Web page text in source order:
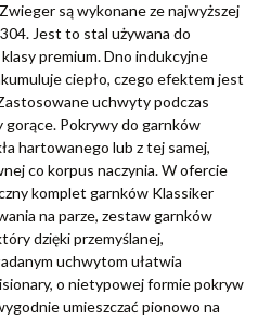
są wykonane ze najwyższej
Jest to stal używana do
premium. Dno indukcyjne
ciepło, czego efektem jest
uchwyty podczas
gorące. Pokrywy do garnków
hartowanego lub z tej samej,
co korpus naczynia. W ofercie
komplet garnków Klassiker
na parze, zestaw garnków
dzięki przemyślanej,
uchwytom ułatwia
o nietypowej formie pokryw
umieszczać pionowo na